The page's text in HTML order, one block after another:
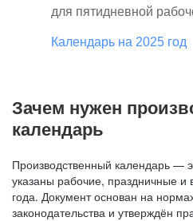
для пятидневной
Календарь на 2025 год
Зачем нужен
календарь
Производственный календарь —
указаны рабочие, праздничные
года. Документ основан на
законодательства и утверждён